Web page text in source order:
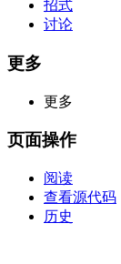
招式
讨论
更多
更多
页面操作
阅读
查看源代码
历史